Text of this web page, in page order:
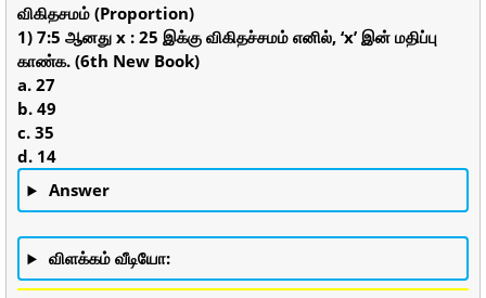
விகிதசமம் (Proportion)
1) 7:5 ஆனது x : 25 இக்கு விகிதச்சமம் எனில், ‘x’ இன் மதிப்பு
காண்க. (6th New Book)
a. 27
b. 49
c. 35
d. 14
Answer
விளக்கம் வீடியோ: